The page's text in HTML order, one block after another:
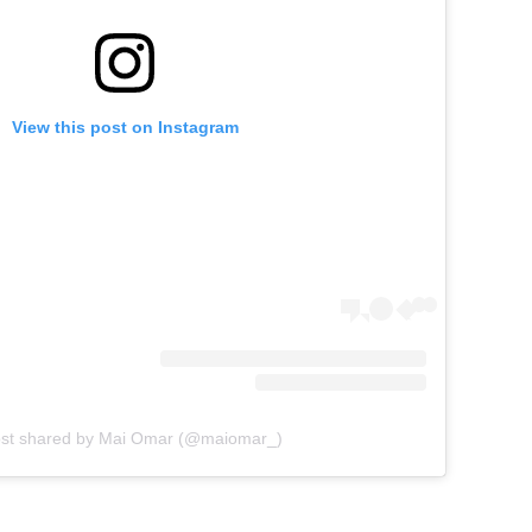
View this post on Instagram
shared by Mai Omar (@maiomar_)